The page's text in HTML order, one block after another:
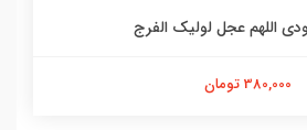
اللهم عجل لولیک الفرج
380,000 تومان